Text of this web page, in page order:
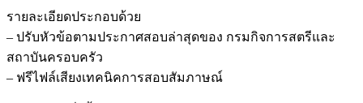
รายละเอียดประกอบด้วย
– ปรับหัวข้อตามประกาศสอบล่าสุดของ กรมกิจการสตรีและ
สถาบันครอบครัว
– ฟรีไฟล์เสียงเทคนิคการสอบสัมภาษณ์